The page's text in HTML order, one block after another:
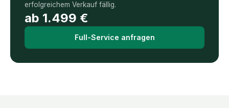
erfolgreichem Verkauf fällig.
ab 1.499 €
Full-Service anfragen